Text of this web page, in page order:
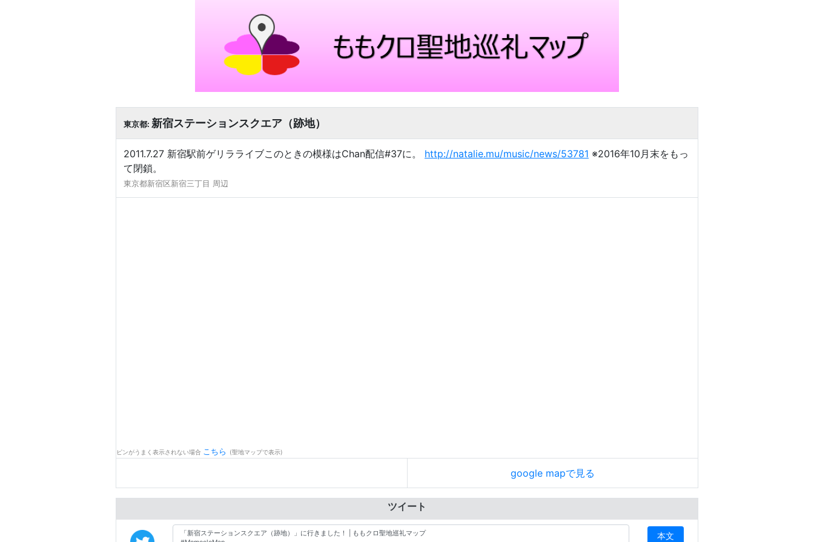
東京都: 新宿ステーションスクエア（跡地）
2011.7.27 新宿駅前ゲリラライブこのときの模様はChan配信#37に。 http://natalie.mu/music/news/53781 ※2016年10月末をもっ
て閉鎖。
東京都新宿区新宿三丁目 周辺
ピンがうまく表示されない場合 こちら (聖地マップで表示)
google mapで見る
ツイート
本文